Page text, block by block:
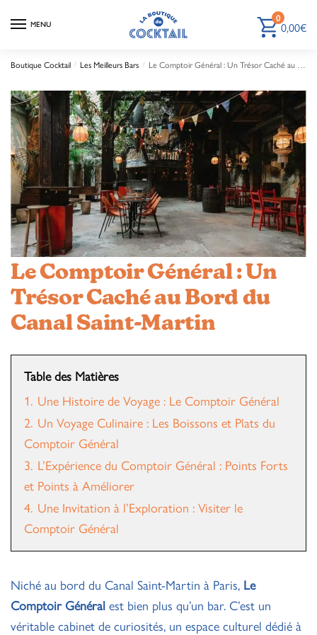
MENU 0
0,00€
Boutique Cocktail / Les Meilleurs Bars / Le Comptoir Général : Un Trésor Caché au Bord du Canal Saint-Martin
Le Comptoir Général : Un
Trésor Caché au Bord du
Canal Saint-Martin
Table des Matières
1. Une Histoire de Voyage : Le Comptoir Général
2. Un Voyage Culinaire : Les Boissons et Plats du
Comptoir Général
3. L’Expérience du Comptoir Général : Points Forts
et Points à Améliorer
4. Une Invitation à l’Exploration : Visiter le
Comptoir Général
Niché au bord du Canal Saint-Martin à Paris, Le
Comptoir Général est bien plus qu’un bar. C’est un
véritable cabinet de curiosités, un espace culturel dédié à